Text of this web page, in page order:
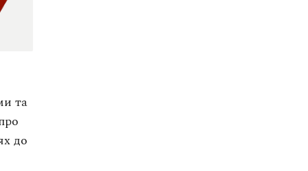
та
до